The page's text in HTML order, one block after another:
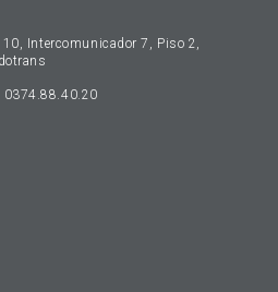
10, Intercomunicador 7, Piso 2,
0374.88.40.20